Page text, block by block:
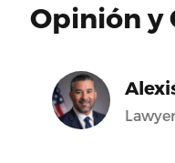
Opinión y
Lawyer